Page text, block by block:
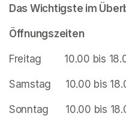
Das Wichtigste im
Öffnungszeiten
Freitag        10.00 bis
Samstag     10.00 bis
Sonntag	   10.00